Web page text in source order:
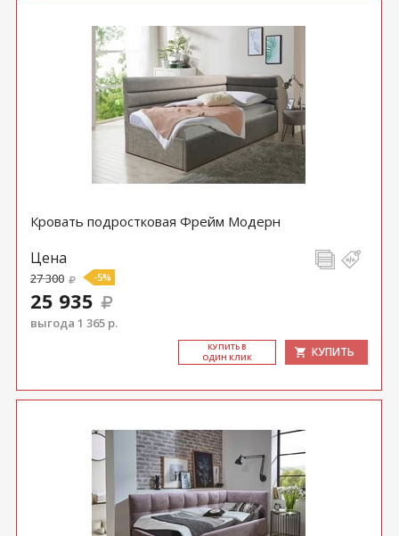
Кровать подростковая Фрейм Модерн
Цена
27 300 -5%
25 935
выгода 1 365 р.
КУ­ПИТЬ В
ОДИН КЛИК
КУПИТЬ